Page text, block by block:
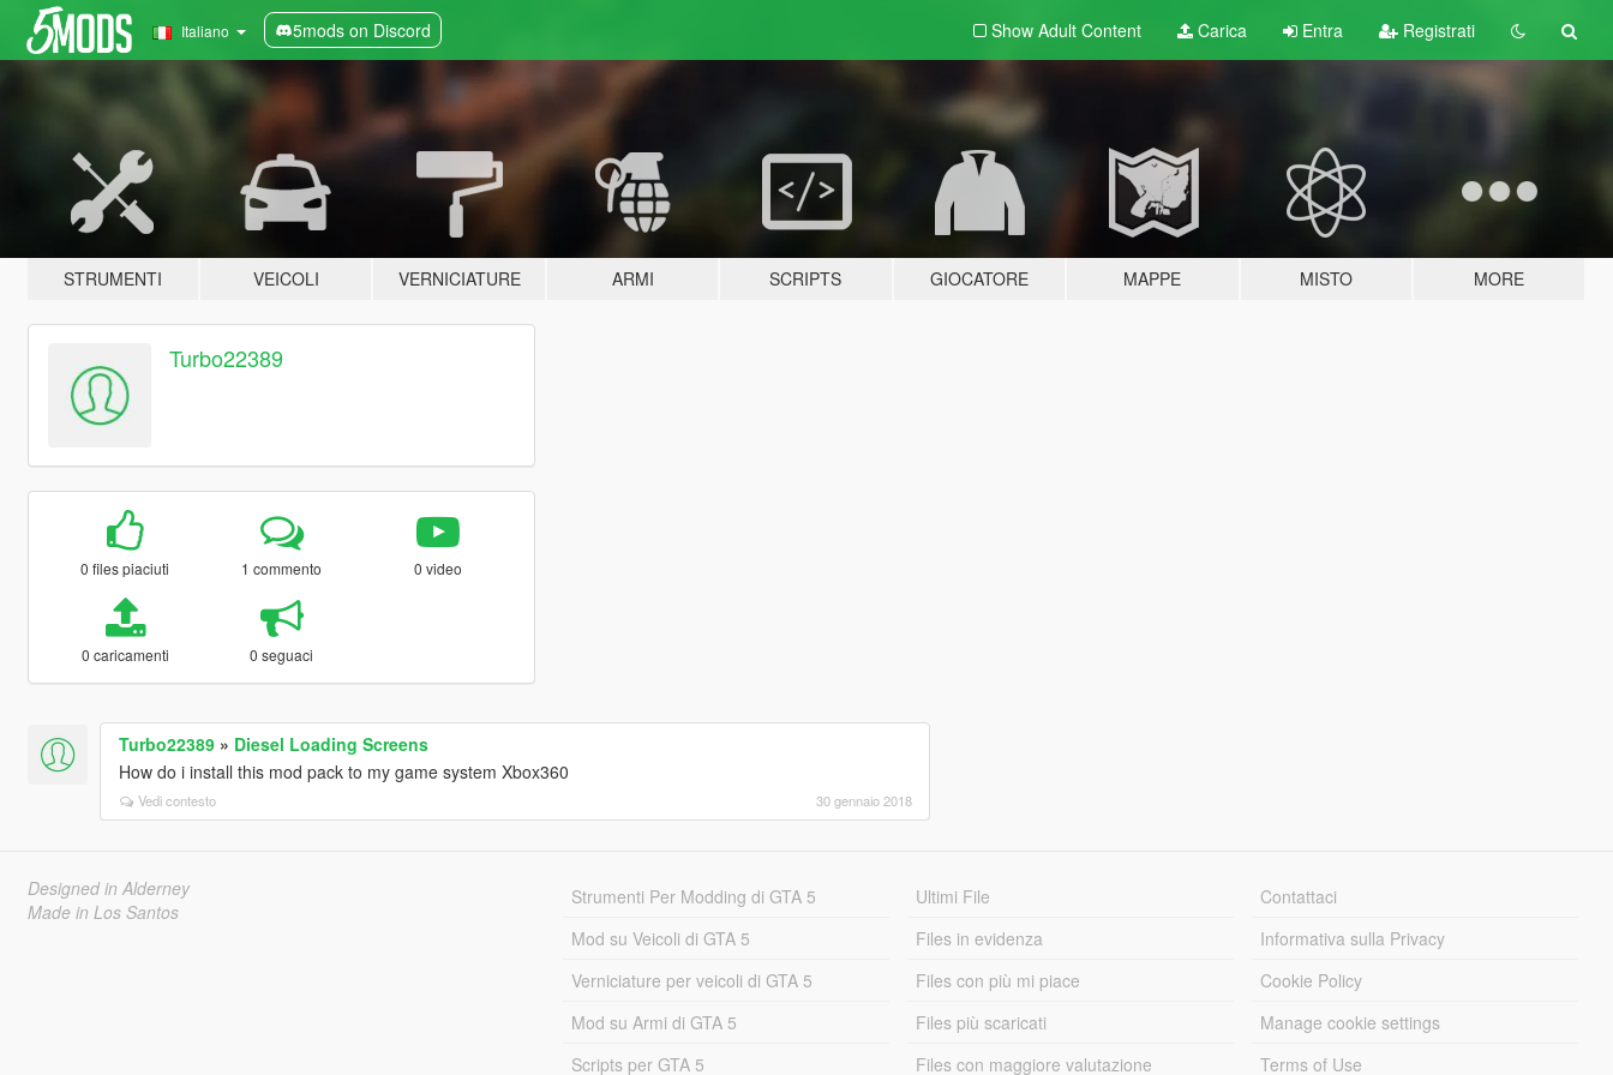
Italiano 5mods on Discord Show Adult Content Carica Entra Registrati
STRUMENTI VEICOLI VERNICIATURE ARMI SCRIPTS GIOCATORE MAPPE MISTO MORE
Turbo22389
0 files piaciuti 1 commento 0 video
0 caricamenti 0 seguaci
Turbo22389» Diesel Loading Screens
How do i install this mod pack to my game system Xbox360
Vedi contesto 30 gennaio 2018
Designed in Alderney
Made in Los Santos
Strumenti Per Modding di GTA 5
Mod su Veicoli di GTA 5
Verniciature per veicoli di GTA 5
Mod su Armi di GTA 5
Scripts per GTA 5
Ultimi File
Files in evidenza
Files con più mi piace
Files più scaricati
Files con maggiore valutazione
Contattaci
Informativa sulla Privacy
Cookie Policy
Manage cookie settings
Terms of Use